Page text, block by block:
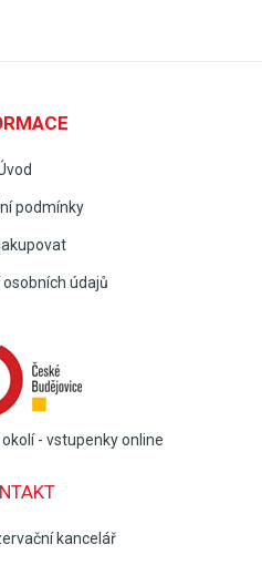
podmínky
údajů
- vstupenky online
kancelář